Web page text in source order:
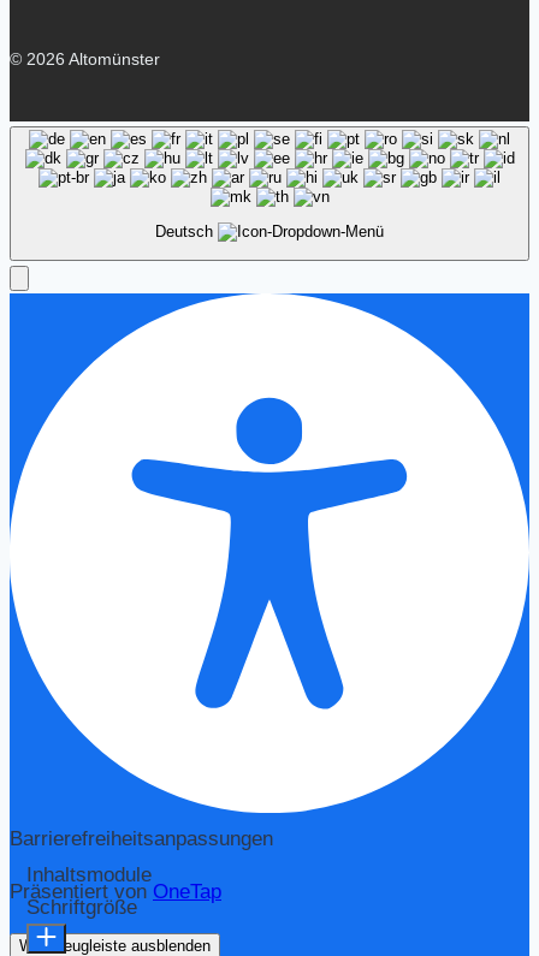
© 2026 Altomünster
Deutsch
Barrierefreiheitsanpassungen
Präsentiert von OneTap
Werkzeugleiste ausblenden
Inhaltsmodule
Schriftgröße